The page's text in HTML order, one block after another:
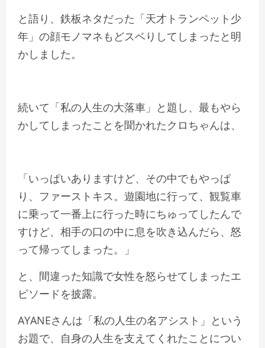
と語り、鉄板ネタだった「天才トランペット少
年」の顔モノマネもどスベりしてしまったと明
かしました。
続いて「私の人生の大落車」と題し、最もやら
かしてしまったことを聞かれたクロちゃんは、
「いっぱいありますけど、その中でもやっぱ
り、ファーストキス。遊園地に行って、観覧車
に乗って一番上に行った時にちゅってしたんで
すけど、相手の口の中に息を吹き込んだら、怒
って帰ってしまった。」
と、間違った知識で女性を怒らせてしまったエ
ピソードを披露。
AYANEさんは「私の人生の名アシスト」という
お題で、自身の人生を支えてくれたことについ